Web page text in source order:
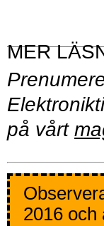
på vårt
2016 och